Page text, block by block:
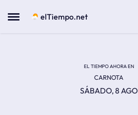
Menu elTiempo.net
EL TIEMPO AHORA EN
CARNOTA
SÁBADO, 8 AGO